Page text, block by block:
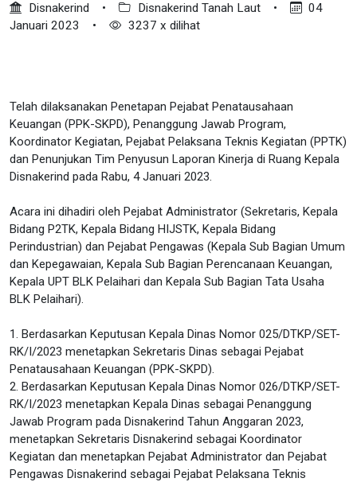
Disnakerind • Disnakerind Tanah Laut •
04
Januari 2023
• 3237 x dilihat
Telah dilaksanakan Penetapan Pejabat Penatausahaan
Keuangan (PPK-SKPD), Penanggung Jawab Program,
Koordinator Kegiatan, Pejabat Pelaksana Teknis Kegiatan (PPTK)
dan Penunjukan Tim Penyusun Laporan Kinerja di Ruang Kepala
Disnakerind pada Rabu, 4 Januari 2023.
Acara ini dihadiri oleh Pejabat Administrator (Sekretaris, Kepala
Bidang P2TK, Kepala Bidang HIJSTK, Kepala Bidang
Perindustrian) dan Pejabat Pengawas (Kepala Sub Bagian Umum
dan Kepegawaian, Kepala Sub Bagian Perencanaan Keuangan,
Kepala UPT BLK Pelaihari dan Kepala Sub Bagian Tata Usaha
BLK Pelaihari).
1. Berdasarkan Keputusan Kepala Dinas Nomor 025/DTKP/SET-
RK/I/2023 menetapkan Sekretaris Dinas sebagai Pejabat
Penatausahaan Keuangan (PPK-SKPD).
2. Berdasarkan Keputusan Kepala Dinas Nomor 026/DTKP/SET-
RK/I/2023 menetapkan Kepala Dinas sebagai Penanggung
Jawab Program pada Disnakerind Tahun Anggaran 2023,
menetapkan Sekretaris Disnakerind sebagai Koordinator
Kegiatan dan menetapkan Pejabat Administrator dan Pejabat
Pengawas Disnakerind sebagai Pejabat Pelaksana Teknis